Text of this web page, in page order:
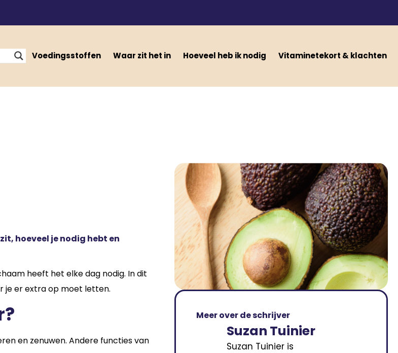
Voedingsstoffen Waar zit het in Hoeveel heb ik nodig Vitaminetekort & klachten
hoeveel je nodig hebt en
heeft het elke dag nodig. In dit
je er extra op moet letten.
en zenuwen. Andere functies van
Meer over de schrijver
Suzan Tuinier
Suzan Tuinier is